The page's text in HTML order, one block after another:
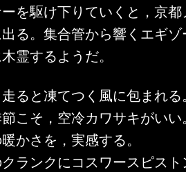
を駆け下りていくと，京
る。集合管から響くエギ
霊するようだ。
ると凍てつく風に包まれる
こそ，空冷カワサキがいい
かさを，実感する。
ランクにコスワースピス